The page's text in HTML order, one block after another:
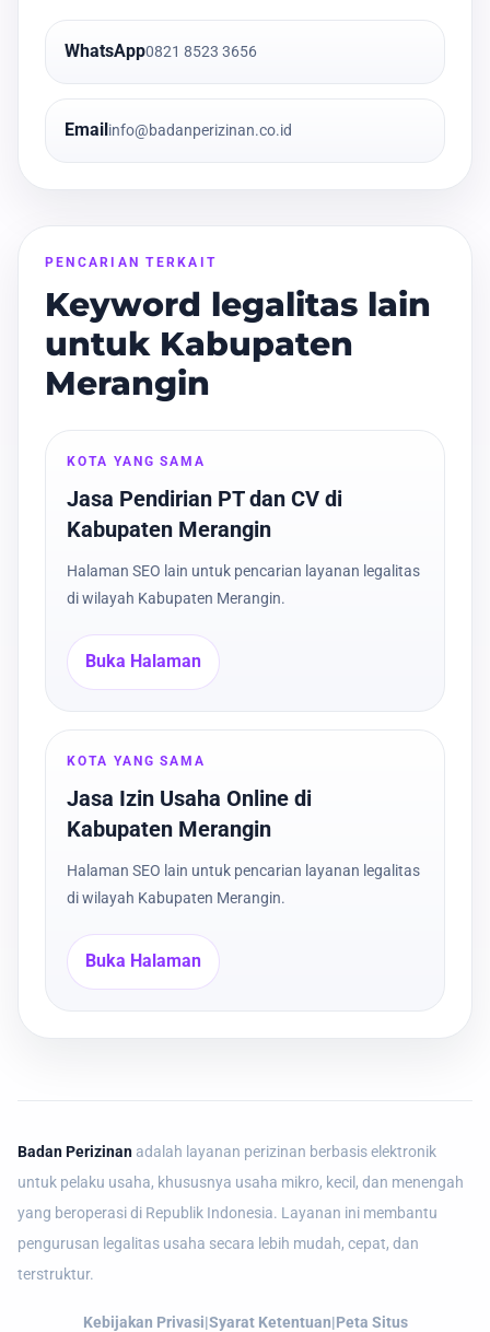
WhatsApp0821 8523 3656
Email info@badanperizinan.co.id
PENCARIAN TERKAIT
Keyword legalitas lain
untuk Kabupaten
Merangin
KOTA YANG SAMA
Jasa Pendirian PT dan CV di
Kabupaten Merangin
Halaman SEO lain untuk pencarian layanan legalitas
di wilayah Kabupaten Merangin.
Buka Halaman
KOTA YANG SAMA
Jasa Izin Usaha Online di
Kabupaten Merangin
Halaman SEO lain untuk pencarian layanan legalitas
di wilayah Kabupaten Merangin.
Buka Halaman
Badan Perizinan adalah layanan perizinan berbasis elektronik
untuk pelaku usaha, khususnya usaha mikro, kecil, dan menengah
yang beroperasi di Republik Indonesia. Layanan ini membantu
pengurusan legalitas usaha secara lebih mudah, cepat, dan
terstruktur.
Kebijakan Privasi|Syarat Ketentuan|Peta Situs